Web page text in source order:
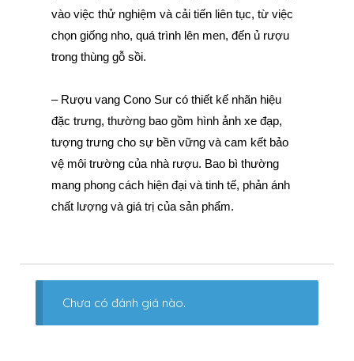
vào việc thử nghiệm và cải tiến liên tục, từ việc
chọn giống nho, quá trình lên men, đến ủ rượu
trong thùng gỗ sồi.
– Rượu vang Cono Sur có thiết kế nhãn hiệu
đặc trưng, thường bao gồm hình ảnh xe đạp,
tượng trưng cho sự bền vững và cam kết bảo
vệ môi trường của nhà rượu. Bao bì thường
mang phong cách hiện đại và tinh tế, phản ánh
chất lượng và giá trị của sản phẩm.
Chưa có đánh giá nào.